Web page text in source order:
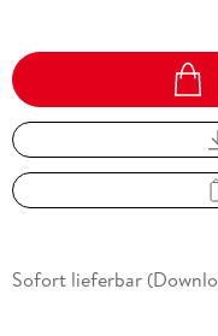
Sofort lieferbar